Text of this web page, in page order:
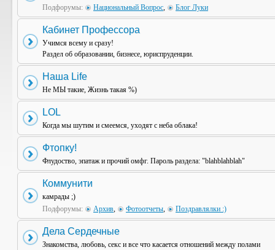
Подфорумы:
Национальный Вопрос, Блог Луки
Кабинет Профессора
Учимся всему и сразу!
Раздел об образовании, бизнесе, юриспруденции.
Наша Life
Не МЫ такие, Жизнь такая %)
LOL
Когда мы шутим и смеемся, уходят с неба облака!
Фтопку!
Флудоство, эпатаж и прочий омфг. Пароль раздела: "blahblahblah"
Коммунити
камрады ;)
Подфорумы:
Архив, Фотоотчеты, Поздравлялки :)
Дела Сердечные
Знакомства, любовь, секс и все что касается отношений между полами